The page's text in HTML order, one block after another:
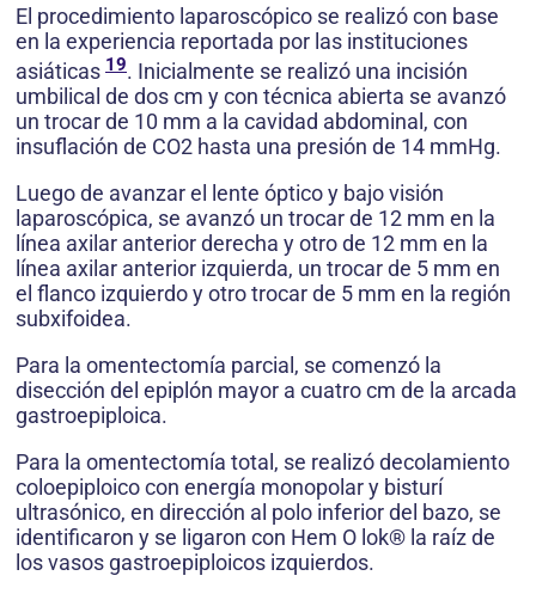
El procedimiento laparoscópico se realizó con base
en la experiencia reportada por las instituciones
asiáticas 19. Inicialmente se realizó una incisión
umbilical de dos cm y con técnica abierta se avanzó
un trocar de 10 mm a la cavidad abdominal, con
insuflación de CO2 hasta una presión de 14 mmHg.
Luego de avanzar el lente óptico y bajo visión
laparoscópica, se avanzó un trocar de 12 mm en la
línea axilar anterior derecha y otro de 12 mm en la
línea axilar anterior izquierda, un trocar de 5 mm en
el flanco izquierdo y otro trocar de 5 mm en la región
subxifoidea.
Para la omentectomía parcial, se comenzó la
disección del epiplón mayor a cuatro cm de la arcada
gastroepiploica.
Para la omentectomía total, se realizó decolamiento
coloepiploico con energía monopolar y bisturí
ultrasónico, en dirección al polo inferior del bazo, se
identificaron y se ligaron con Hem O lok® la raíz de
los vasos gastroepiploicos izquierdos.